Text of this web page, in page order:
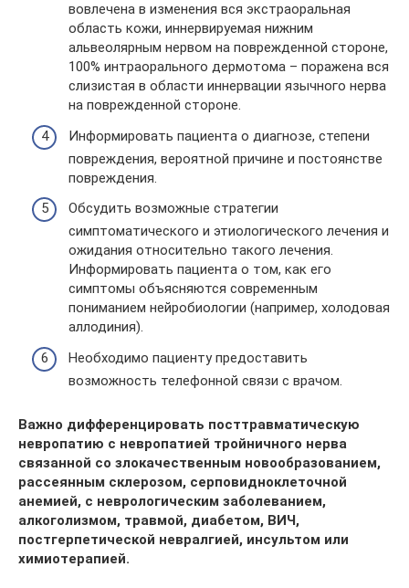
вовлечена в изменения вся экстраоральная
область кожи, иннервируемая нижним
альвеолярным нервом на поврежденной стороне,
100% интраорального дермотома – поражена вся
слизистая в области иннервации язычного нерва
на поврежденной стороне.
Информировать пациента о диагнозе, степени
повреждения, вероятной причине и постоянстве
повреждения.
Обсудить возможные стратегии
симптоматического и этиологического лечения и
ожидания относительно такого лечения.
Информировать пациента о том, как его
симптомы объясняются современным
пониманием нейробиологии (например, холодовая
аллодиния).
Необходимо пациенту предоставить
возможность телефонной связи с врачом.
Важно дифференцировать посттравматическую
невропатию с невропатией тройничного нерва
связанной со злокачественным новообразованием,
рассеянным склерозом, серповидноклеточной
анемией, с неврологическим заболеванием,
алкоголизмом, травмой, диабетом, ВИЧ,
постгерпетической невралгией, инсультом или
химиотерапией.